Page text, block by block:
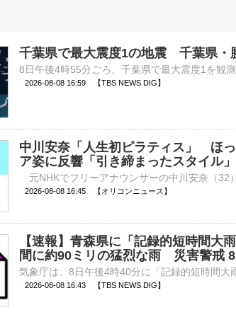
千葉県で最大震度1の地震 千葉県・
2026-08-08 16:59 【TBS NEWS DIG】
中川安奈「人生初ピラティス」 ほ
ア姿に反響「引き締まったスタイル
2026-08-08 16:45 【オリコンニュース】
【速報】青森県に「記録的短時間
間に約90ミリの猛烈な雨 災害警戒
2026-08-08 16:43 【TBS NEWS DIG】